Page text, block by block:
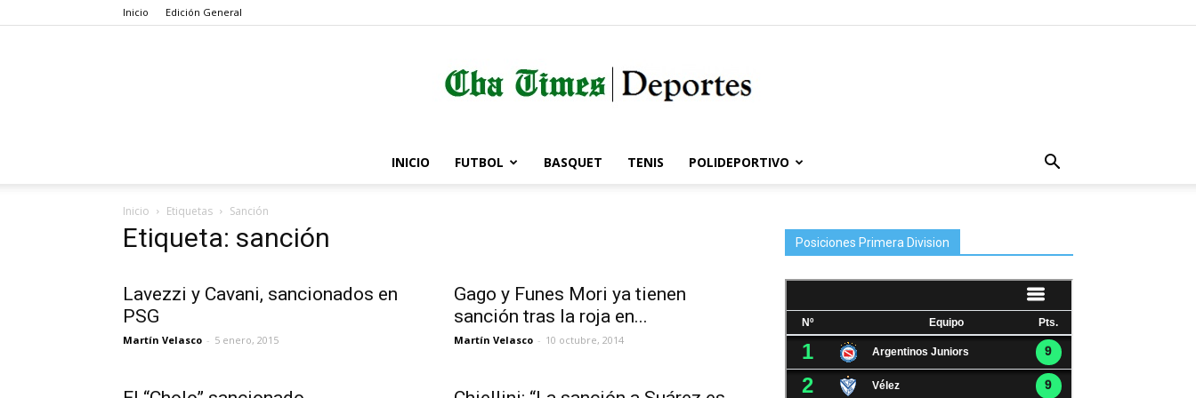
Inicio Edición General
Córdoba
INICIO FUTBOL BASQUET TENIS POLIDEPORTIVO
Inicio Etiquetas Sanción
Etiqueta: sanción
Lavezzi y Cavani, sancionados en
PSG
Martín Velasco - 5 enero, 2015
Gago y Funes Mori ya tienen
sanción tras la roja en...
Martín Velasco - 10 octubre, 2014
Posiciones Primera Division